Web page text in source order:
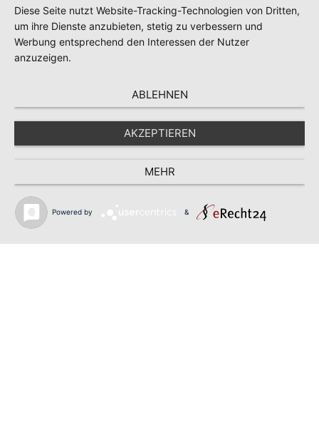
Diese Seite nutzt Website-Tracking-Technologien von Dritten,
um ihre Dienste anzubieten, stetig zu verbessern und
Werbung entsprechend den Interessen der Nutzer
anzuzeigen.
ABLEHNEN
AKZEPTIEREN
MEHR
Powered by &